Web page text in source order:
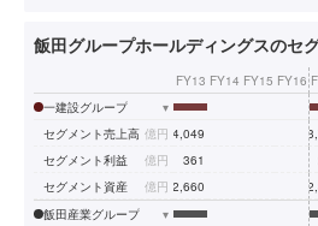
飯田グループホールディングスのセ
FY13 FY14 FY15 FY16
一建設グループ
▾
セグメント売上高 億円 4,049
セグメント利益
億円 361
セグメント資産
億円 2,660
飯田産業グループ
▾